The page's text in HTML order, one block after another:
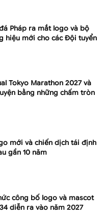
Pháp ra mắt logo và bộ
hiệu mới cho các Đội tuyển
Tokyo Marathon 2027 và
bằng những chấm tròn
mới và chiến dịch tái định
gần 10 năm
công bố logo và mascot
diễn ra vào năm 2027